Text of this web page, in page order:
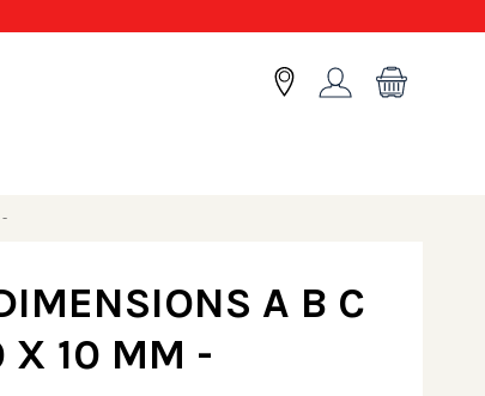
-
A B C
X 10 MM -